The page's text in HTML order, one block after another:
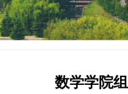
数学学院